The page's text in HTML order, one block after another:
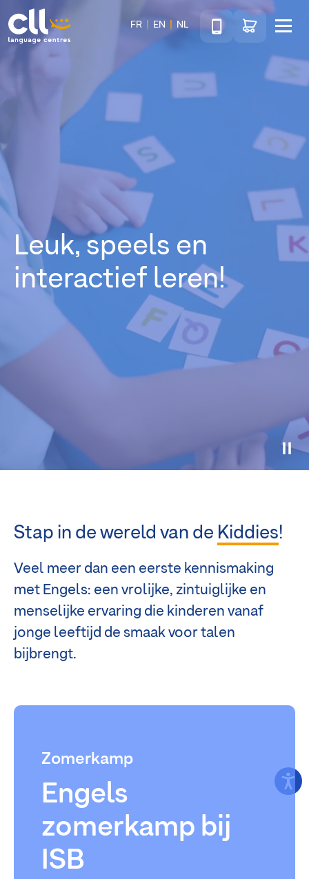
CLL
FR EN NL
TéléphoneGa naar de
Leuk, speels en
interactief leren!
Stap in de wereld van de Kiddies!
Veel meer dan een eerste kennismaking
met Engels: een vrolijke, zintuiglijke en
menselijke ervaring die kinderen vanaf
jonge leeftijd de smaak voor talen
bijbrengt.
Zomerkamp
Engels
zomerkamp bij
ISB